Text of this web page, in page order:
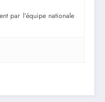
par l’équipe nationale